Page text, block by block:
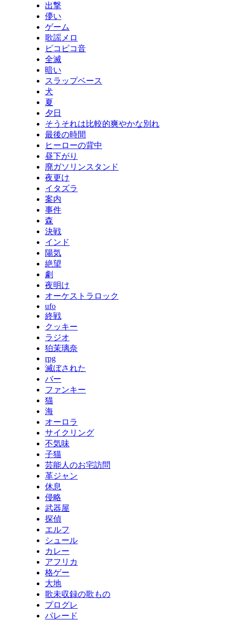
出撃
儚い
ゲーム
歌謡メロ
ピコピコ音
全滅
暗い
スラップベース
犬
夏
夕日
そうそれは比較的爽やかな別れ
最後の時間
ヒーローの背中
昼下がり
廃ガソリンスタンド
夜更け
イタズラ
案内
事件
森
決戦
インド
陽気
絶望
劇
夜明け
オーケストラロック
ufo
終戦
クッキー
ラジオ
狛茉璃奈
rpg
滅ぼされた
バー
ファンキー
猫
海
オーロラ
サイクリング
不気味
子猫
芸能人のお宅訪問
革ジャン
休息
侵略
武器屋
探偵
エルフ
シュール
カレー
アフリカ
格ゲー
大地
歌未収録の歌もの
プログレ
パレード